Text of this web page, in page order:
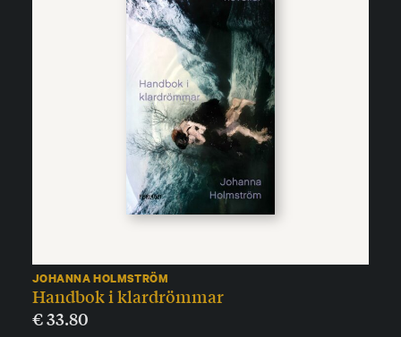
JOHANNA HOLMSTRÖM
Handbok i klardrömmar
€33.80